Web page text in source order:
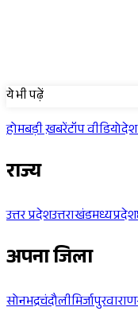
ये भी पढ़ें
होमबड़ी ख़बरेंटॉप वीडियो
राज्य
उत्तर प्रदेशउत्तराखंडमध्यप्रदेश
अपना जिला
सोनभद्रचंदौलीमिर्जापुर